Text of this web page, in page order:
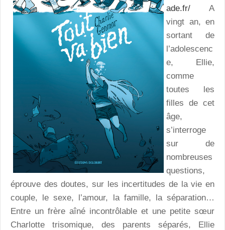
ade.fr/ A
vingt an, en
sortant de
l’adolescenc
e, Ellie,
comme
toutes les
filles de cet
âge,
s’interroge
sur de
nombreuses
questions,
éprouve des doutes, sur les incertitudes de la vie en
couple, le sexe, l’amour, la famille, la séparation…
Entre un frère aîné incontrôlable et une petite sœur
Charlotte trisomique, des parents séparés, Ellie